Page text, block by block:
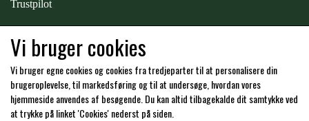
Trustpilot
Hos os kan du betale med:
Vi bruger cookies
Vi bruger egne cookies og cookies fra tredjeparter til at personalisere din
brugeroplevelse, til markedsføring og til at undersøge, hvordan vores
hjemmeside anvendes af besøgende. Du kan altid tilbagekalde dit samtykke ved
at trykke på linket 'Cookies' nederst på siden.